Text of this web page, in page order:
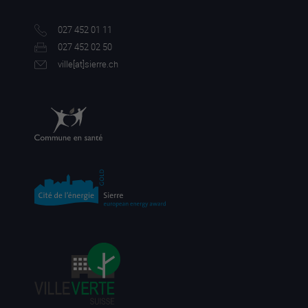
027 452 01 11
027 452 02 50
ville[at]sierre.ch